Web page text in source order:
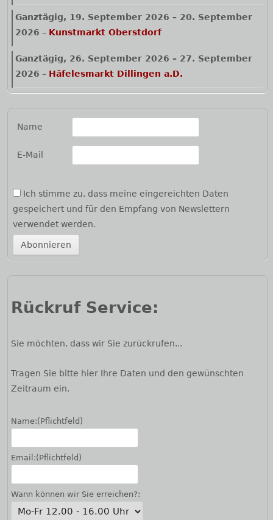
Ganztägig, 19. September 2026 – 20. September
2026 – Kunstmarkt Oberstdorf
Ganztägig, 26. September 2026 – 27. September
2026 – Häfelesmarkt Dillingen a.D.
Name
E-Mail
Ich stimme zu, dass meine eingereichten Daten
gespeichert und für den Empfang von Newslettern
verwendet werden.
Rückruf Service:
Sie möchten, dass wir Sie zurückrufen...
Tragen Sie bitte hier Ihre Daten und den gewünschten
Zeitraum ein.
Name:(Pflichtfeld)
Email:(Pflichtfeld)
Wann können wir Sie erreichen?: